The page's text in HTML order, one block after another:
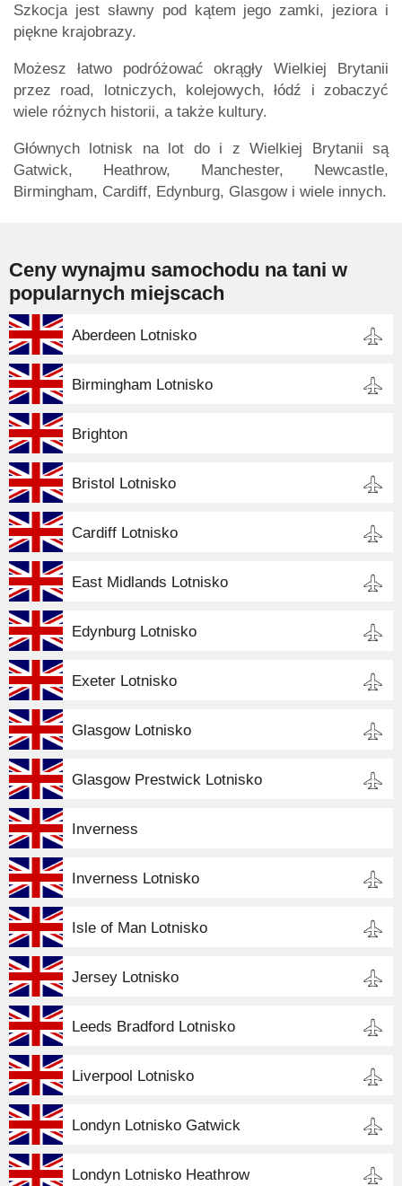
Szkocja jest sławny pod kątem jego zamki, jeziora i
piękne krajobrazy.
Możesz łatwo podróżować okrągły Wielkiej Brytanii
przez road, lotniczych, kolejowych, łódź i zobaczyć
wiele różnych historii, a także kultury.
Głównych lotnisk na lot do i z Wielkiej Brytanii są
Gatwick, Heathrow, Manchester, Newcastle,
Birmingham, Cardiff, Edynburg, Glasgow i wiele innych.
Ceny wynajmu samochodu na tani w
popularnych miejscach
Aberdeen Lotnisko
Birmingham Lotnisko
Brighton
Bristol Lotnisko
Cardiff Lotnisko
East Midlands Lotnisko
Edynburg Lotnisko
Exeter Lotnisko
Glasgow Lotnisko
Glasgow Prestwick Lotnisko
Inverness
Inverness Lotnisko
Isle of Man Lotnisko
Jersey Lotnisko
Leeds Bradford Lotnisko
Liverpool Lotnisko
Londyn Lotnisko Gatwick
Londyn Lotnisko Heathrow